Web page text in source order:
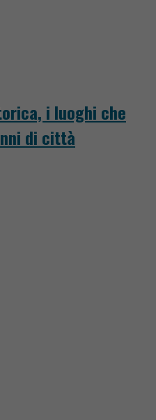
i luoghi che
di città